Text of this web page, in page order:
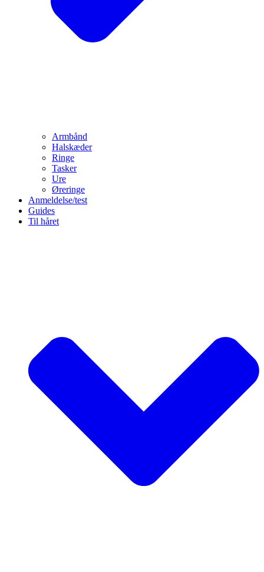
Armbånd
Halskæder
Ringe
Tasker
Ure
Øreringe
Anmeldelse/test
Guides
Til håret